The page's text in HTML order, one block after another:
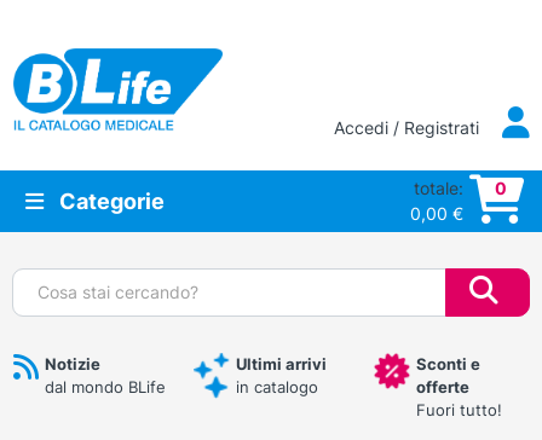
Vai al contenuto principale
Accedi / Registrati
Categorie
totale:
0,00 €
0
Cerca:
Notizie
dal mondo BLife
Ultimi arrivi
in catalogo
Sconti e
offerte
Fuori tutto!